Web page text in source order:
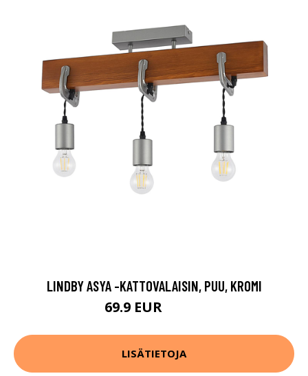
LINDBY ASYA -KATTOVALAISIN, PUU, KROMI
69.9 EUR
LISÄTIETOJA